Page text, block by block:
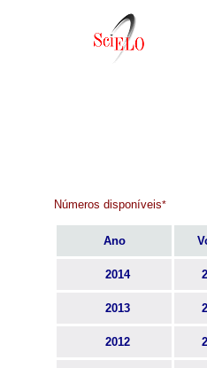
Números disponíveis*
Ano
2014
2013
2012